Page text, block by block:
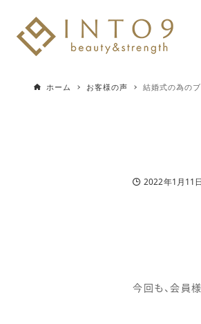
ホーム お客様の声 結婚式の為の
2022年1月11日
今回も、会員